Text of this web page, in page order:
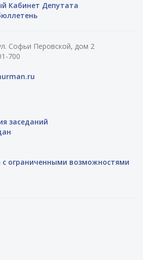
Кабинет Депутата
Софьи Перовской, дом 2
700
заседаний
с ограниченными возможностями